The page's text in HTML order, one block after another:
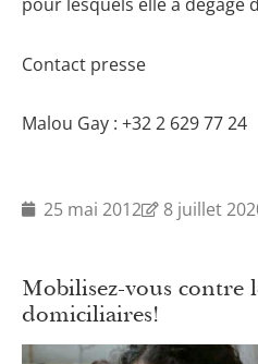
pour lesquels elle a dégagé
Contact presse
Malou Gay : +32 2 629 77 24
25 mai 2012 8 juillet
Mobilisez-vous contre
domiciliaires!